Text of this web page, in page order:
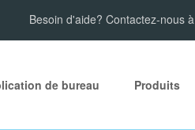
Besoin d'aide? Contactez-nous à
de bureau Produits